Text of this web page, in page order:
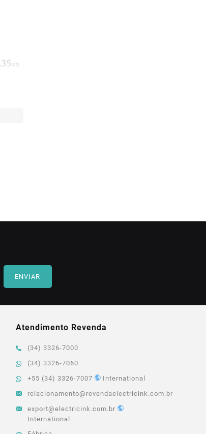
ENVIAR
Atendimento Revenda
(34) 3326-7000
(34) 3326-7060
+55 (34) 3326-7007
International
relacionamento@revendaelectricink.com.br
export@electricink.com.br
International